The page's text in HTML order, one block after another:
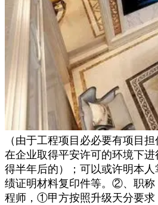
（由于工程项目必必要有项目
在企业取得平安许可的环境下
得半年后的）；可以或许明本
绩证明材料复印件等。②、职称
程师，①甲方按照升级天分要求